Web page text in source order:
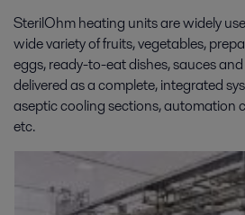
SterilOhm heating units are widely
wide variety of fruits, vegetables,
eggs, ready-to-eat dishes, sauces
delivered as a complete, integrated
aseptic cooling sections, automation
etc.